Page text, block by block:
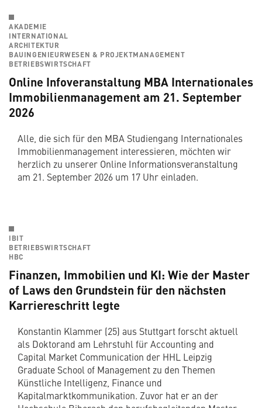
AKADEMIE
INTERNATIONAL
ARCHITEKTUR
BAUINGENIEURWESEN & PROJEKTMANAGEMENT
BETRIEBSWIRTSCHAFT
Online Infoveranstaltung MBA Internationales
Immobilienmanagement am 21. September
2026
Alle, die sich für den MBA Studiengang Internationales
Immobilienmanagement interessieren, möchten wir
herzlich zu unserer Online Informationsveranstaltung
am 21. September 2026 um 17 Uhr einladen.
IBIT
BETRIEBSWIRTSCHAFT
HBC
Finanzen, Immobilien und KI: Wie der Master
of Laws den Grundstein für den nächsten
Karriereschritt legte
Konstantin Klammer (25) aus Stuttgart forscht aktuell
als Doktorand am Lehrstuhl für Accounting and
Capital Market Communication der HHL Leipzig
Graduate School of Management zu den Themen
Künstliche Intelligenz, Finance und
Kapitalmarktkommunikation. Zuvor hat er an der